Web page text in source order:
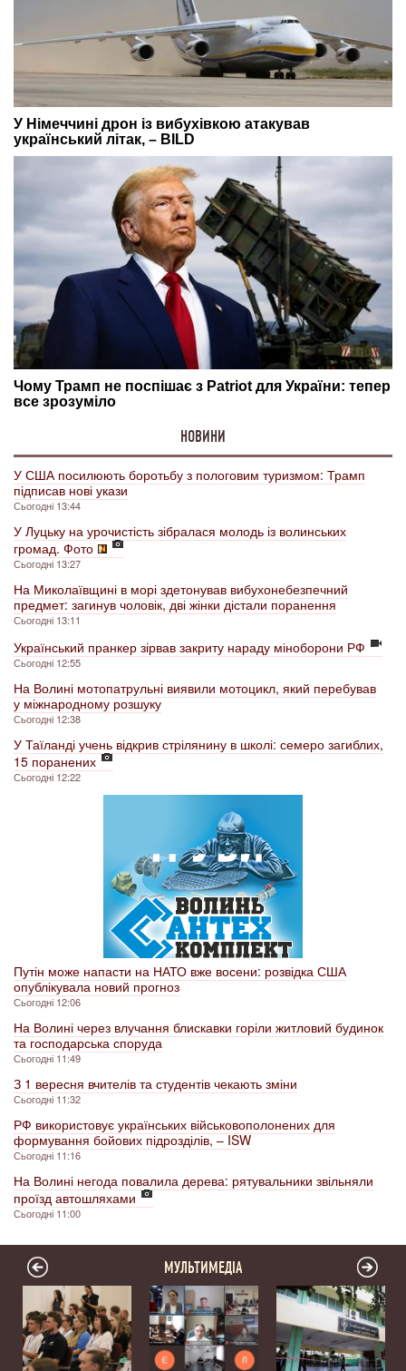
НОВИНИ
У США посилюють боротьбу з пологовим туризмом: Трамп
підписав нові укази
Сьогодні 13:44
У Луцьку на урочистість зібралася молодь із волинських
громад. Фото
Сьогодні 13:27
На Миколаївщині в морі здетонував вибухонебезпечний
предмет: загинув чоловік, дві жінки дістали поранення
Сьогодні 13:11
Український пранкер зірвав закриту нараду міноборони РФ
Сьогодні 12:55
На Волині мотопатрульні виявили мотоцикл, який перебував
у міжнародному розшуку
Сьогодні 12:38
У Таїланді учень відкрив стрілянину в школі: семеро загиблих,
15 поранених
Сьогодні 12:22
Путін може напасти на НАТО вже восени: розвідка США
опублікувала новий прогноз
Сьогодні 12:06
На Волині через влучання блискавки горіли житловий будинок
та господарська споруда
Сьогодні 11:49
З 1 вересня вчителів та студентів чекають зміни
Сьогодні 11:32
РФ використовує українських військовополонених для
формування бойових підрозділів, – ISW
Сьогодні 11:16
На Волині негода повалила дерева: рятувальники звільняли
проїзд автошляхами
Сьогодні 11:00
МУЛЬТИМЕДІА